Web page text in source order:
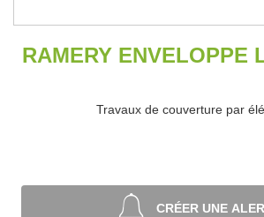
RAMERY ENVELOPPE
Travaux de couverture par
CRÉER UNE